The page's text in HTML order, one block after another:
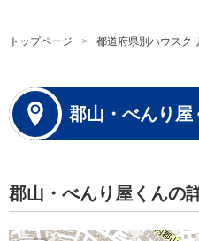
トップページ 都道府県別ハウスク
郡山・べんり屋
郡山・べんり屋くんの